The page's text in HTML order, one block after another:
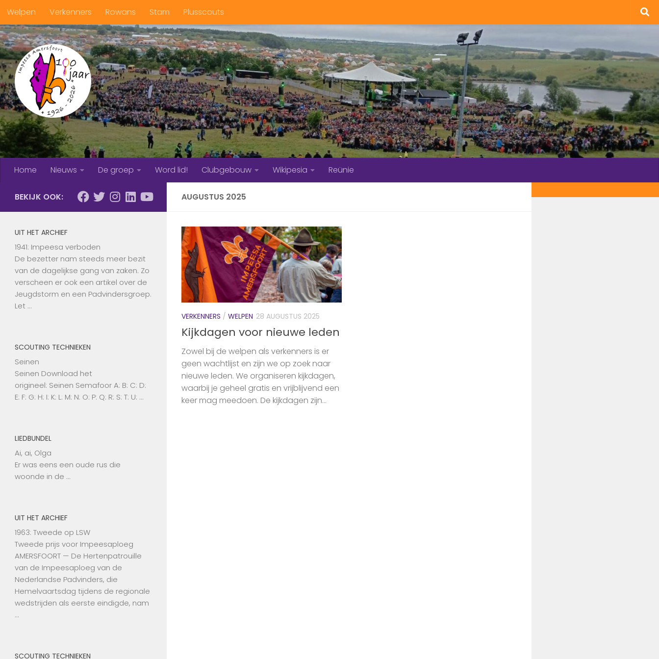
Doorgaan naar inhoud
Welpen Verkenners Rowans Stam Plusscouts
Home Nieuws De groep Word lid! Clubgebouw Wikipesia Reünie
AUGUSTUS 2025
VERKENNERS / WELPEN 28 AUGUSTUS 2025
Kijkdagen voor nieuwe leden
Zowel bij de welpen als verkenners is er
geen wachtlijst en zijn we op zoek naar
nieuwe leden. We organiseren kijkdagen,
waarbij je geheel gratis en vrijblijvend een
keer mag meedoen. De kijkdagen zijn...
BEKIJK OOK:
UIT HET ARCHIEF
1941: Impeesa verboden
De bezetter nam steeds meer bezit
van de dagelijkse gang van zaken. Zo
verscheen er ook een artikel over de
Jeugdstorm en een Padvindersgroep.
Let …
SCOUTING TECHNIEKEN
Seinen
Seinen Download het
origineel: Seinen Semafoor A: B: C: D:
E: F: G: H: I: K: L: M: N: O: P: Q: R: S: T: U: …
LIEDBUNDEL
Ai, ai, Olga
Er was eens een oude rus die
woonde in de …
UIT HET ARCHIEF
1963: Tweede op LSW
Tweede prijs voor Impeesaploeg
AMERSFOORT — De Hertenpatrouille
van de Impeesaploeg van de
Nederlandse Padvinders, die
Hemelvaartsdag tijdens de regionale
wedstrijden als eerste eindigde, nam
…
SCOUTING TECHNIEKEN